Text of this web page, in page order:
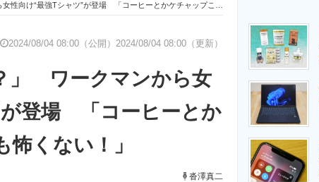
経営リーダーのコミュニティ
製造業のIT導入・活用を支援
エネルギーの専門メディア
最強Tシャツ”が登場 「コーヒーとかケチャップこぼしても怖くない！」
2024/08/04 08:00（公開） 2024/08/04 08:00（更新）
」 ワークマンから女
が登場 「コーヒーとか
くない！」
沓澤真二